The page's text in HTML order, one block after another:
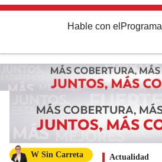
Hable con el Programa
W Sin Carreta Actualidad